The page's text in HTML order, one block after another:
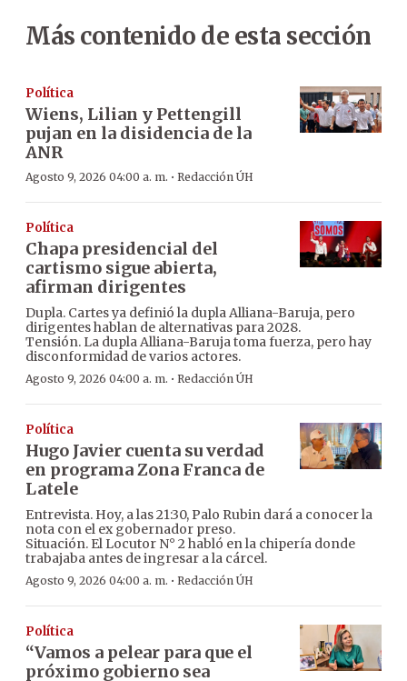
Más contenido de esta sección
Política
Wiens, Lilian y Pettengill
pujan en la disidencia de la
ANR
Agosto 9, 2026 04:00 a. m. · Redacción ÚH
Política
Chapa presidencial del
cartismo sigue abierta,
afirman dirigentes
Dupla. Cartes ya definió la dupla Alliana-Baruja, pero
dirigentes hablan de alternativas para 2028.
Tensión. La dupla Alliana-Baruja toma fuerza, pero hay
disconformidad de varios actores.
Agosto 9, 2026 04:00 a. m. · Redacción ÚH
Política
Hugo Javier cuenta su verdad
en programa Zona Franca de
Latele
Entrevista. Hoy, a las 21:30, Palo Rubin dará a conocer la
nota con el ex gobernador preso.
Situación. El Locutor N° 2 habló en la chipería donde
trabajaba antes de ingresar a la cárcel.
Agosto 9, 2026 04:00 a. m. · Redacción ÚH
Política
“Vamos a pelear para que el
próximo gobierno sea